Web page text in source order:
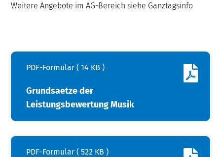
Weitere Angebote im AG-Bereich siehe Ganztagsinfo
PDF-Formular ( 14 KB )
Grundsaetze der
Leistungsbewertung Musik
PDF-Formular ( 522 KB )